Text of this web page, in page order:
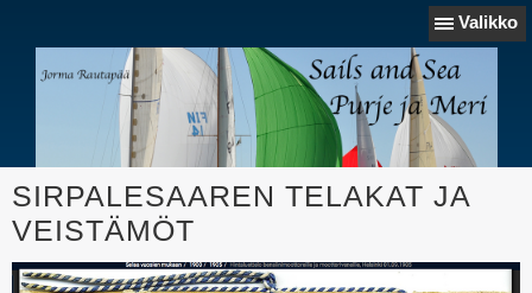
Valikko
SIRPALESAAREN TELAKAT JA
VEISTÄMÖT